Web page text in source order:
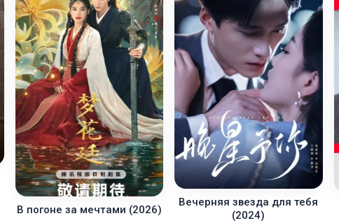
В погоне за мечтами (2026)
Вечерняя звезда для тебя
(2024)